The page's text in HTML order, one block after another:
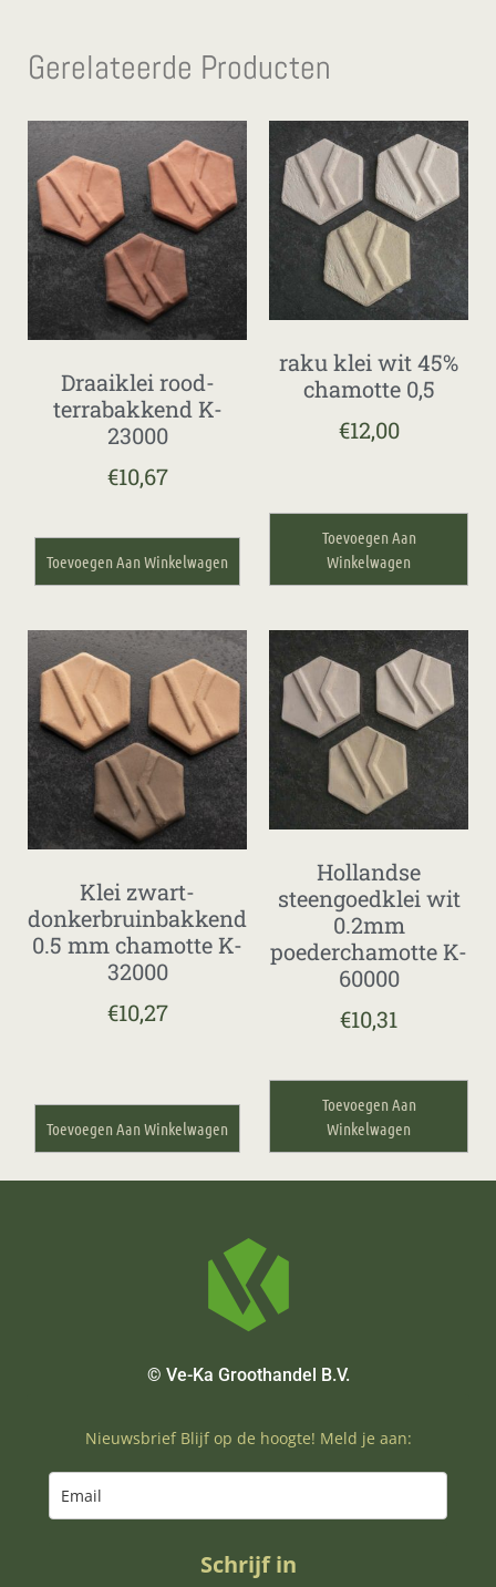
Gerelateerde Producten
Draaiklei rood-
terrabakkend K-
23000
€10,67
Toevoegen Aan Winkelwagen
raku klei wit 45%
chamotte 0,5
€12,00
Toevoegen Aan
Winkelwagen
Klei zwart-
donkerbruinbakkend
0.5 mm chamotte K-
32000
€10,27
Toevoegen Aan Winkelwagen
Hollandse
steengoedklei wit
0.2mm
poederchamotte K-
60000
€10,31
Toevoegen Aan
Winkelwagen
© Ve-Ka Groothandel B.V.
Nieuwsbrief Blijf op de hoogte! Meld je aan:
Schrijf in